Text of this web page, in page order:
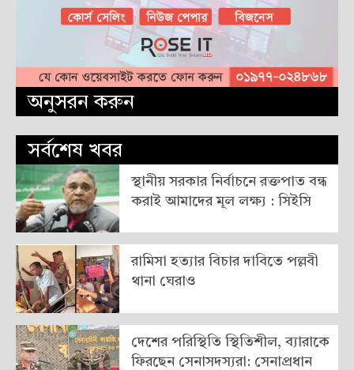
অনুসরন করুন
সর্বশেষ খবর
স্থানীয় সরকার নির্বাচনে রক্তপাত বন্ধ
করাই আমাদের মূল লক্ষ্য : সিইসি
রামিসা হত্যার বিচার দাবিতে পল্লবী
থানা ঘেরাও
দেশের পরিস্থিতি স্থিতিশীল, ব্যারাকে
ফিরছেন সেনাসদস্যরা: সেনাপ্রধান